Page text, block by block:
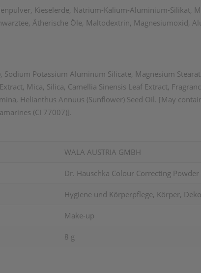
Kieselerde, Natrium-Kalium-Aluminium-Silikat,
Ätherische Öle, Maltodextrin, Magnesiumoxid,
Sodium Potassium Aluminum Silicate, Magnesium
Mica, Silica, Camellia Sinensis Leaf Extract,
Helianthus Annuus (Sunflower) Seed Oil. [May
(CI 77007)].
WALA AUSTRIA GMBH
Dr. Hauschka Colour Correcting
Hygiene und Körperpflege, Körper,
Make-up
8 g